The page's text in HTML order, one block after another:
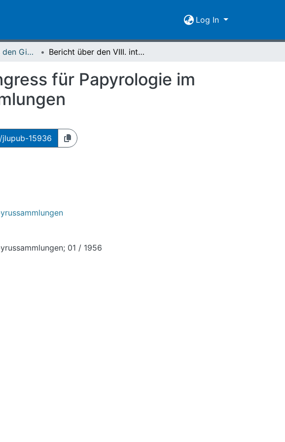
Log In
Kurzberichte aus den Giessener Papyrussammlungen Bericht über den VIII. internationalen Kongress für Papyrologie im Hinblick auf die Giessener Papyrus-Sammlungen
für Papyrologie im
15936
01 / 1956